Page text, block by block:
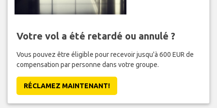
Votre vol a été retardé ou annulé ?
Vous pouvez être éligible pour recevoir jusqu'à 600 EUR de
compensation par personne dans votre groupe.
RÉCLAMEZ MAINTENANT!